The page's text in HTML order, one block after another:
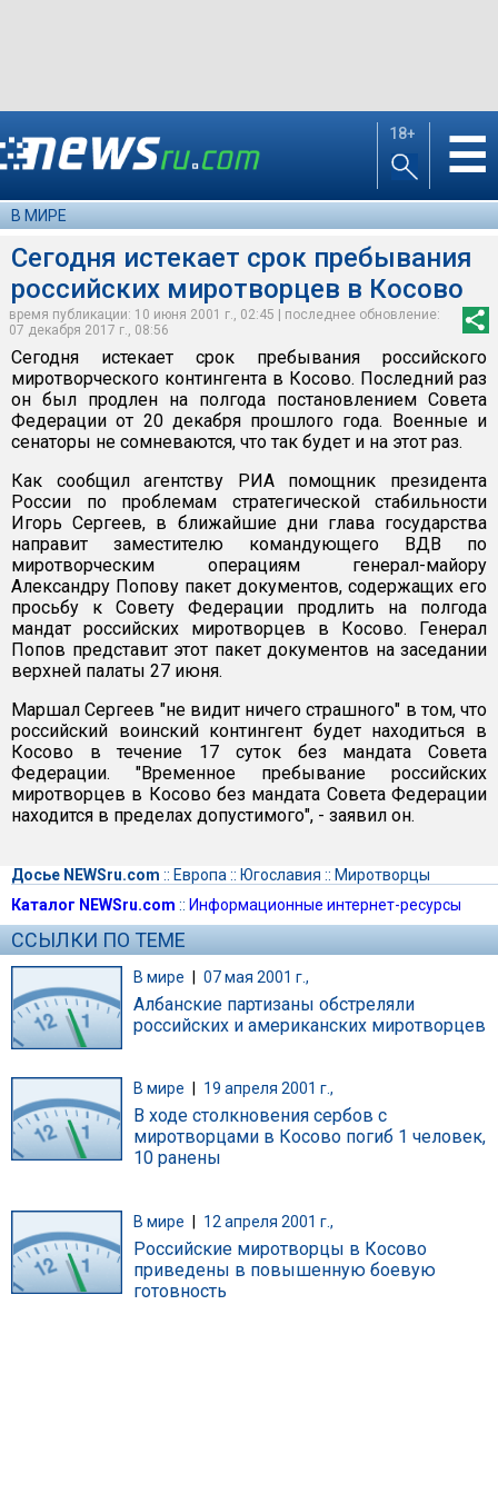
18+ ☰
В МИРЕ
Сегодня истекает срок пребывания
российских миротворцев в Косово
время публикации: 10 июня 2001 г., 02:45 | последнее обновление:
07 декабря 2017 г., 08:56
Сегодня истекает срок пребывания российского
миротворческого контингента в Косово. Последний раз
он был продлен на полгода постановлением Совета
Федерации от 20 декабря прошлого года. Военные и
сенаторы не сомневаются, что так будет и на этот раз.
Как сообщил агентству РИА помощник президента
России по проблемам стратегической стабильности
Игорь Сергеев, в ближайшие дни глава государства
направит заместителю командующего ВДВ по
миротворческим операциям генерал-майору
Александру Попову пакет документов, содержащих его
просьбу к Совету Федерации продлить на полгода
мандат российских миротворцев в Косово. Генерал
Попов представит этот пакет документов на заседании
верхней палаты 27 июня.
Маршал Сергеев "не видит ничего страшного" в том, что
российский воинский контингент будет находиться в
Косово в течение 17 суток без мандата Совета
Федерации. "Временное пребывание российских
миротворцев в Косово без мандата Совета Федерации
находится в пределах допустимого", - заявил он.
Досье NEWSru.com :: Европа :: Югославия :: Миротворцы
Каталог NEWSru.com :: Информационные интернет-ресурсы
ССЫЛКИ ПО ТЕМЕ
В мире 07 мая 2001 г.,
Албанские партизаны обстреляли
российских и американских миротворцев
В мире 19 апреля 2001 г.,
В ходе столкновения сербов с
миротворцами в Косово погиб 1 человек,
10 ранены
В мире | 12 апреля 2001 г.,
Российские миротворцы в Косово
приведены в повышенную боевую
готовность